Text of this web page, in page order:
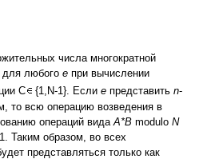
числа многократной
для любого e при вычислении
C {1,N-1}. Если e представить n-
то всю операцию возведения в
операций вида A*B modulo N
Таким образом, во всех
представляться только как